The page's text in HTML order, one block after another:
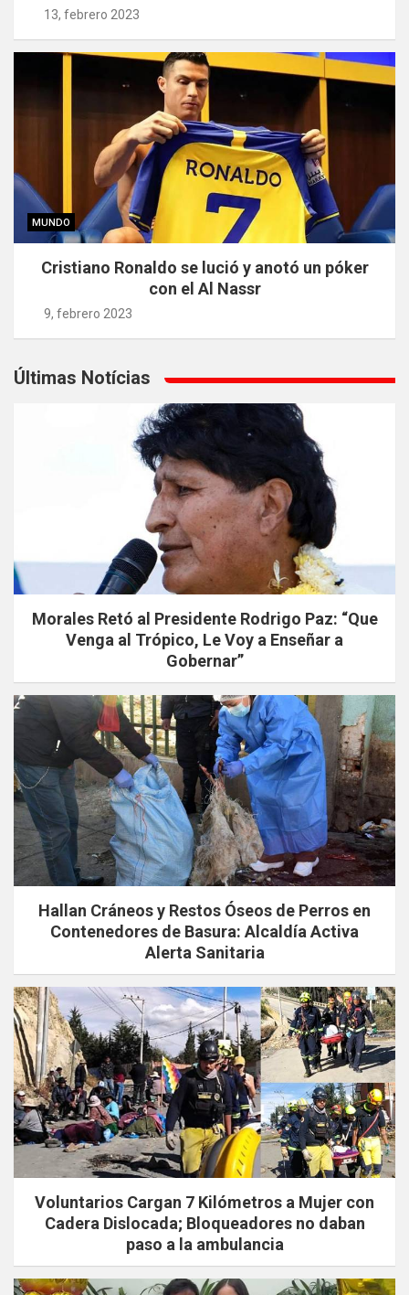
13, febrero 2023
MUNDO
Cristiano Ronaldo se lució y anotó un póker
con el Al Nassr
9, febrero 2023
Últimas Notícias
Morales Retó al Presidente Rodrigo Paz: “Que
Venga al Trópico, Le Voy a Enseñar a
Gobernar”
Hallan Cráneos y Restos Óseos de Perros en
Contenedores de Basura: Alcaldía Activa
Alerta Sanitaria
Voluntarios Cargan 7 Kilómetros a Mujer con
Cadera Dislocada; Bloqueadores no daban
paso a la ambulancia